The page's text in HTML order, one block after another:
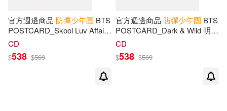
官方週邊商品 防彈少年團 BTS
POSTCARD_Skool Luv Affair
明信片組 (韓國進口版)
CD
$538 $569
官方週邊商品 防彈少年團 BTS
POSTCARD_Dark & Wild 明信
片組(韓國進口版)
CD
$538 $569